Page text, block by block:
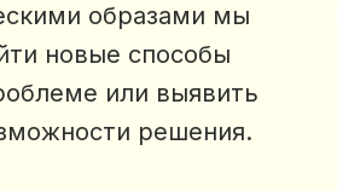
образами мы
новые способы
или выявить
решения.